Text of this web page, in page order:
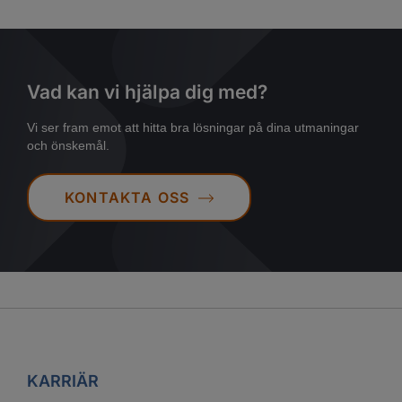
Vad kan vi hjälpa dig med?
Vi ser fram emot att hitta bra lösningar på dina utmaningar
och önskemål.
KONTAKTA OSS
KARRIÄR